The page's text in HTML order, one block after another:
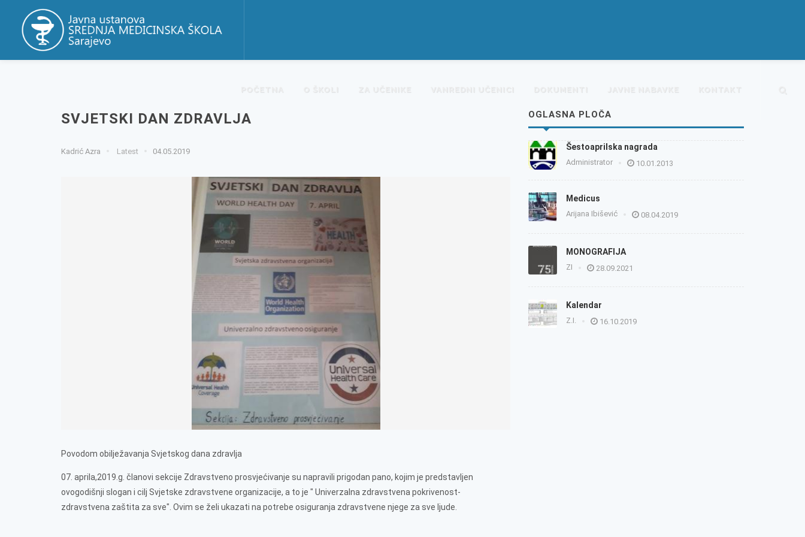
POČETNA O ŠKOLI ZA UČENIKE VANREDNI UČENICI DOKUMENTI JAVNE NABAVKE KONTAKT
SVJETSKI DAN ZDRAVLJA
Kadrić Azra Latest 04.05.2019
Povodom obilježavanja Svjetskog dana zdravlja
07. aprila,2019.g. članovi sekcije Zdravstveno prosvjećivanje su napravili prigodan pano, kojim je predstavljen
ovogodišnji slogan i cilj Svjetske zdravstvene organizacije, a to je " Univerzalna zdravstvena pokrivenost-
zdravstvena zaštita za sve". Ovim se želi ukazati na potrebe osiguranja zdravstvene njege za sve ljude.
OGLASNA PLOČA
Šestoaprilska nagrada
Administrator 10.01.2013
Medicus
Arijana Ibišević 08.04.2019
MONOGRAFIJA
ZI 28.09.2021
Kalendar
Z.I. 16.10.2019